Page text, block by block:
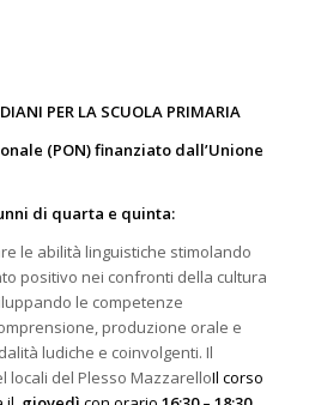
PER LA SCUOLA PRIMARIA
(PON) finanziato dall’Unione
di quarta e quinta:
le abilità linguistiche stimolando
positivo nei confronti della cultura
le competenze
produzione orale e
ludiche e coinvolgenti. Il
locali del Plesso MazzarelloIl corso